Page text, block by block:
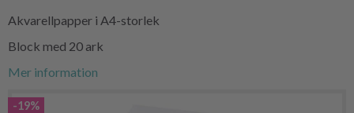
Akvarellpapper i A4-storlek
Block med 20 ark
Mer information
-19%